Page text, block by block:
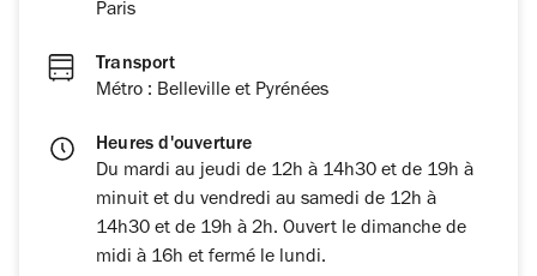
Paris
Transport
Métro : Belleville et Pyrénées
Heures d'ouverture
Du mardi au jeudi de 12h à 14h30 et de 19h à
minuit et du vendredi au samedi de 12h à
14h30 et de 19h à 2h. Ouvert le dimanche de
midi à 16h et fermé le lundi.